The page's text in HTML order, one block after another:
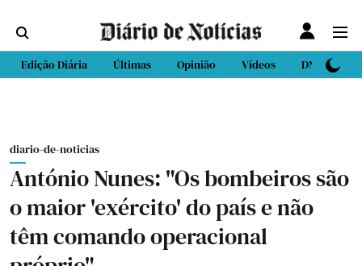
Edição Diária Últimas Opinião Vídeos DN Sport
diario-de-noticias
António Nunes: "Os bombeiros são
o maior 'exército' do país e não
têm comando operacional